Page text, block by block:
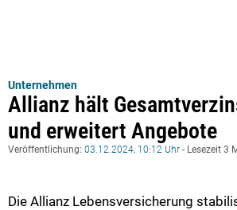
Unternehmen
Allianz hält
und erweitert Angebote
Veröffentlichung: 03.12.2024, 10:12 Uhr - Lesezeit 3
Die Allianz Lebensversicherung